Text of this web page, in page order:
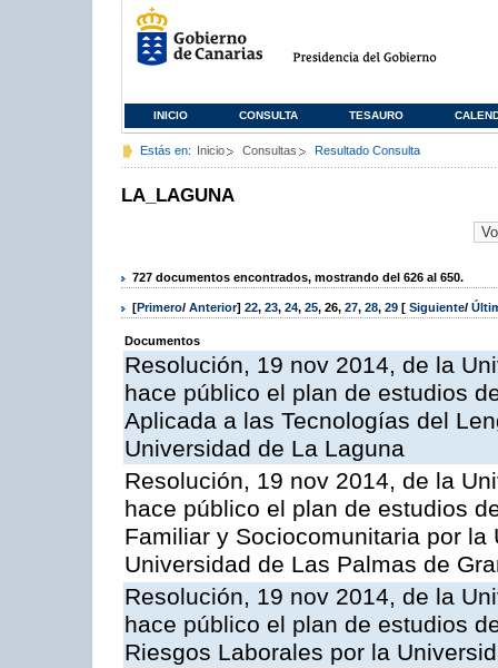
INICIO CONSULTA TESAURO
Estás en: Inicio Consultas Resultado Consulta
LA_LAGUNA
727 documentos encontrados, mostrando del 626 al 650.
[Primero/ Anterior] 22, 23, 24, 25, 26, 27, 28, 29 [ Siguiente/
Documentos
Resolución, 19 nov 2014, de la
hace público el plan de estudios
Aplicada a las Tecnologías del
Universidad de La Laguna
Resolución, 19 nov 2014, de la
hace público el plan de estudios
Familiar y Sociocomunitaria por
Universidad de Las Palmas de
Resolución, 19 nov 2014, de la
hace público el plan de estudios
Riesgos Laborales por la